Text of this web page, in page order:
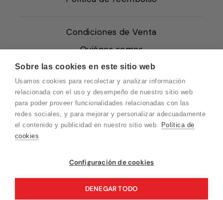
Sobre las cookies en este sitio web
Usamos cookies para recolectar y analizar información
relacionada con el uso y desempeño de nuestro sitio web
para poder proveer funcionalidades relacionadas con las
redes sociales, y para mejorar y personalizar adecuadamente
el contenido y publicidad en nuestro sitio web. Política de
cookies
Configuración de cookies
DENEGAR TODO
Condiciones de Venta
Quiénes somos
Política de Cookies
Protección de Datos
Blog EN
Blog FR
Vuelvo en un momento. Recuerda que
nuestro horario de atención al cliente es de